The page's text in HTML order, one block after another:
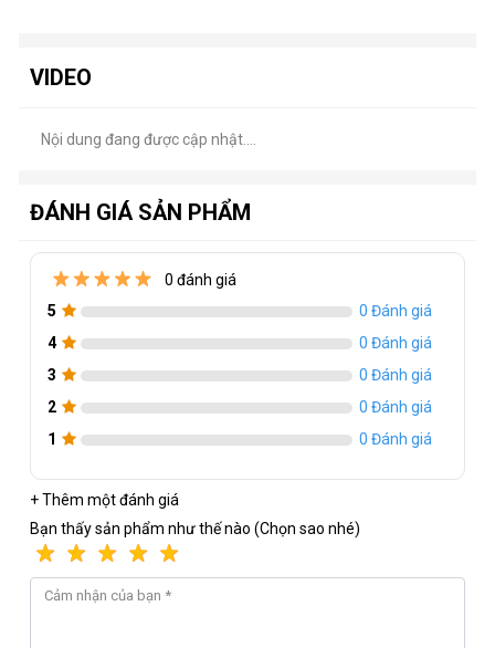
VIDEO
Nội dung đang được cập nhật....
ĐÁNH GIÁ SẢN PHẨM
0 đánh giá
5
0 Đánh giá
4
0 Đánh giá
3
0 Đánh giá
2
0 Đánh giá
1
0 Đánh giá
+ Thêm một đánh giá
Bạn thấy sản phẩm như thế nào (Chọn sao nhé)